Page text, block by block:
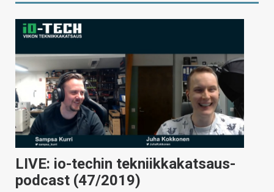
LIVE: io-techin tekniikkakatsaus-
podcast (47/2019)